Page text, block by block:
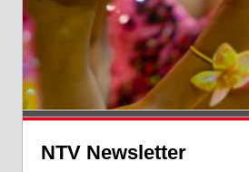
NTV Newsletter